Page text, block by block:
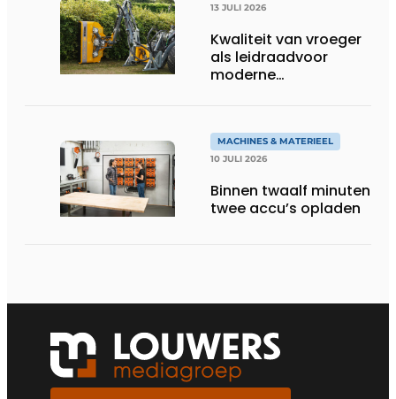
13 JULI 2026
Kwaliteit van vroeger
als leidraadvoor
moderne
MACHINES & MATERIEEL
10 JULI 2026
Binnen twaalf minuten
twee accu’s opladen